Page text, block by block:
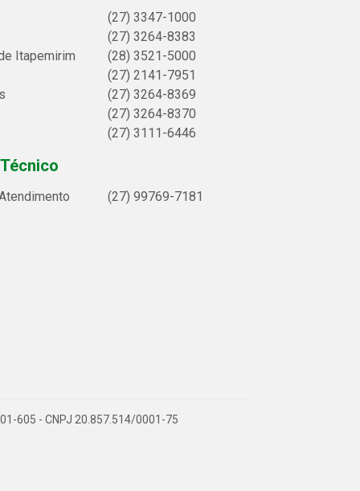
(27) 3347-1000
(27) 3264-8383
Itapemirim
(28) 3521-5000
(27) 2141-7951
(27) 3264-8369
(27) 3264-8370
(27) 3111-6446
(27) 99769-7181
605 - CNPJ 20.857.514/0001-75